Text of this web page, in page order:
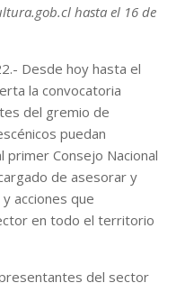
hasta el 16 de
Desde hoy hasta el
la convocatoria
del gremio de
puedan
primer Consejo Nacional
de asesorar y
acciones que
en todo el territorio
del sector